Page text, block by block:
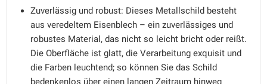
Zuverlässig und robust: Dieses Metallschild besteht
aus veredeltem Eisenblech – ein zuverlässiges und
robustes Material, das nicht so leicht bricht oder reißt.
Die Oberfläche ist glatt, die Verarbeitung exquisit und
die Farben leuchtend; so können Sie das Schild
bedenkenlos über einen langen Zeitraum hinweg